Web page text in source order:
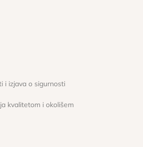
i izjava o sigurnosti
kvalitetom i okolišem